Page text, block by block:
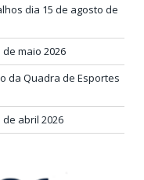
dia 15 de agosto de
maio 2026
da Quadra de Esportes
abril 2026